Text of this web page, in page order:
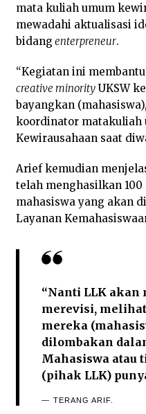
mata kuliah umum
mewadahi aktualisasi
bidang enterpreneur.
“Kegiatan ini
creative minorityUKSW
bayangkan
koordinator matakuliah
Kewirausahaan saat
Arief kemudian
telah menghasilkan
mahasiswa yang akan
Layanan
“Nanti LLK akan
merevisi,
mereka
dilombakan
Mahasiswa atau
(pihak LLK)
TERANG ARIF.